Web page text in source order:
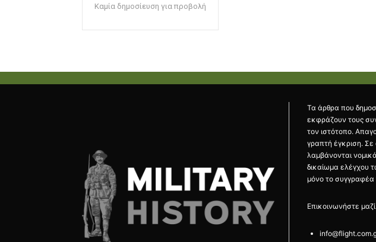
Καμία δημοσίευση για προβολή
Τα άρθρα που
εκφράζουν τους
τον ιστότοπο.
γραπτή έγκριση. Σε
λαμβάνονται
δικαίωμα ελέγχου
μόνο το συγγραφέα
Επικοινωνήστε